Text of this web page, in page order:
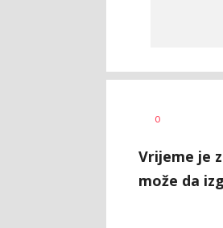
AUTOR
0
Vrijeme je
može da